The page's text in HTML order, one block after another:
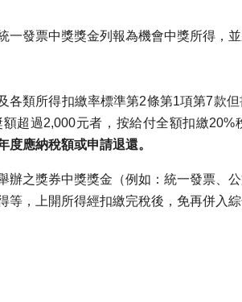
一發票中獎獎金列報為機會中獎所得，
各類所得扣繳率標準第2條第1項第7款
超過2,000元者，按給付全額扣繳20%
度應納稅額或申請退還。
辦之獎券中獎獎金（例如：統一發票、
等，上開所得經扣繳完稅後，免再併入